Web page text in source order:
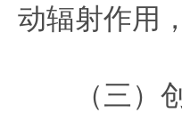
动辐射作用
（三）创